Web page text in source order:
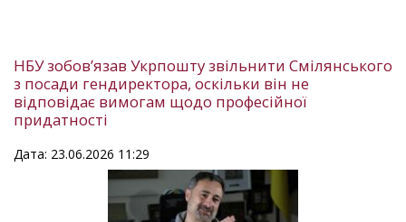
НБУ зобовʼязав Укрпошту звільнити Смілянського
з посади гендиректора, оскільки він не
відповідає вимогам щодо професійної
придатності
Дата: 23.06.2026 11:29